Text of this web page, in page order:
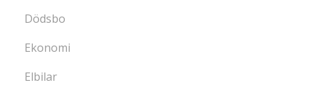
Dödsbo
Ekonomi
Elbilar